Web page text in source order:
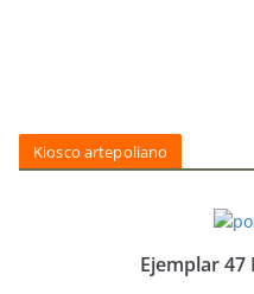
Kiosco artepoliano
Ejemplar